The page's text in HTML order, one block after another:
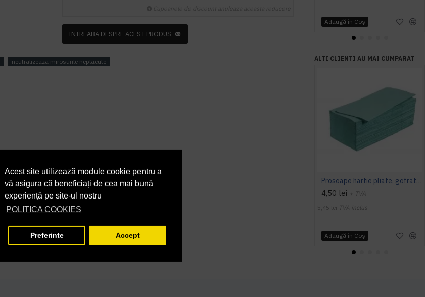
Acest site utilizează module cookie pentru a
vă asigura că beneficiați de cea mai bună
experiență pe site-ul nostru
POLITICA COOKIES
Preferinte Accept
INTREABA DESPRE ACEST PRODUS
neutralizeaza mirosurile neplacute
Adaugă în Coş
ALTI CLIENTI AU MAI CUMPARAT
Prosoape hartie pliate, gofrate, verzi, 25 x 23 cm, V fold, 1 strat, AQAS, 250 buc/pachet
4,50 lei + TVA
5,45 lei TVA inclus
Adaugă în Coş